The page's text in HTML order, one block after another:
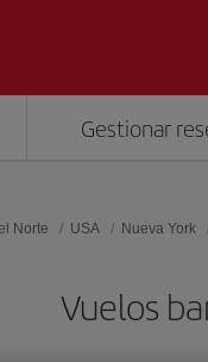
Gestionar
Norte USA Nueva York
Vuelos